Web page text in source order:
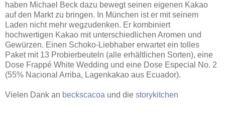
haben Michael Beck dazu bewegt seinen eigenen Kakao
auf den Markt zu bringen. In München ist er mit seinem
Laden nicht mehr wegzudenken. Er kombiniert
hochwertigen Kakao mit unterschiedlichen Aromen und
Gewürzen. Einen Schoko-Liebhaber erwartet ein tolles
Paket mit 13 Probierbeuteln (alle erhältlichen Sorten), eine
Dose Frappé White Wedding und eine Dose Especial No. 2
(55% Nacional Arriba, Lagenkakao aus Ecuador).
Vielen Dank an beckscacoa und die storykitchen